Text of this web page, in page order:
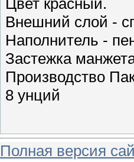
Цвет красный.
Внешний слой -
Наполнитель -
Застежка
Производство
8 унций
Полная версия